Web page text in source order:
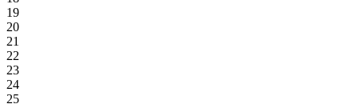
19
20
21
22
23
24
25